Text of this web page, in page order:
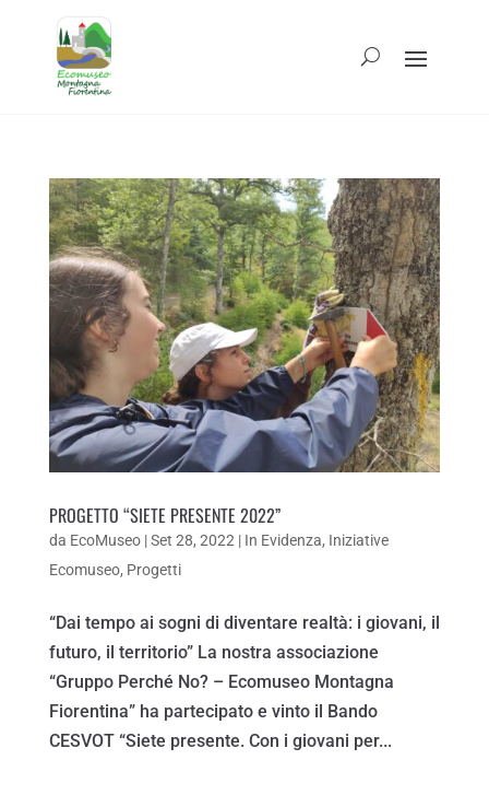
PROGETTO “SIETE PRESENTE 2022”
da EcoMuseo|Set 28, 2022 | In Evidenza, Iniziative
Ecomuseo, Progetti
“Dai tempo ai sogni di diventare realtà: i giovani, il
futuro, il territorio” La nostra associazione
“Gruppo Perché No? – Ecomuseo Montagna
Fiorentina” ha partecipato e vinto il Bando
CESVOT “Siete presente. Con i giovani per...